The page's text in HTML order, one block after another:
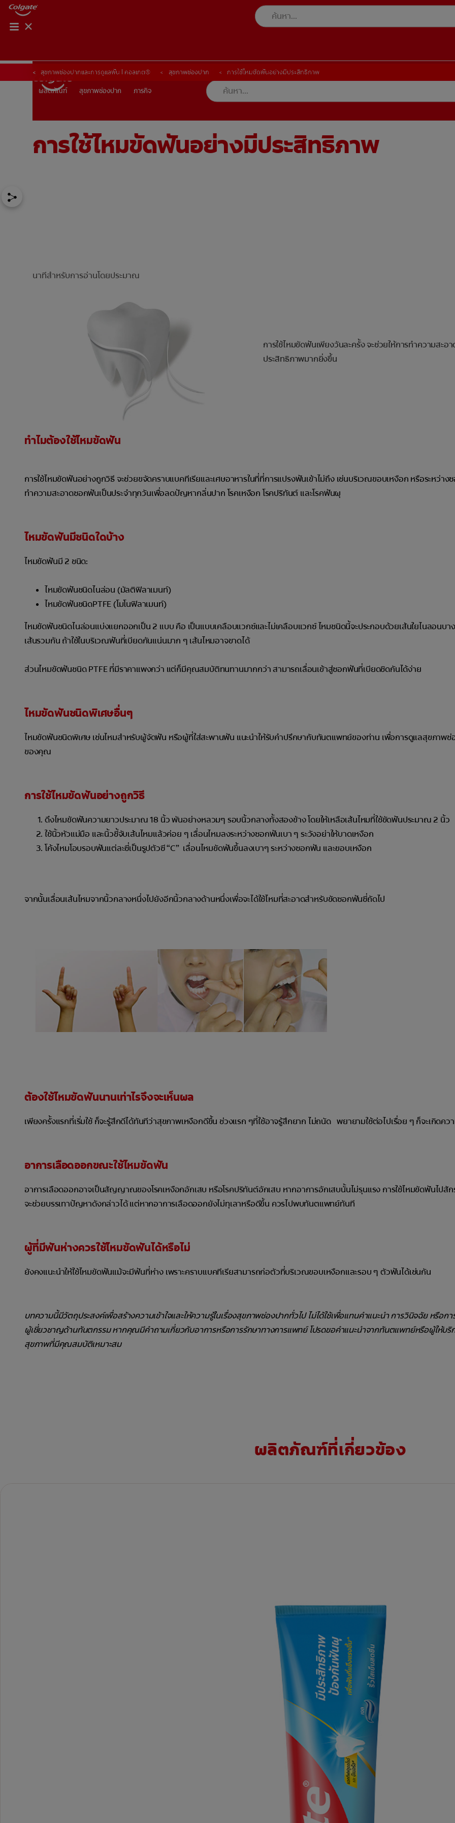
ผลิตภัณฑ์ สุขภาพช่องปาก
TH (TH) ลงทะเบียน
ผลิตภัณฑ์ สุขภาพช่องปาก ภารกิจ
การจับคู่ผลิตภัณฑ์
สุขภาพช่องปากและการดูแลฟัน | คอลเกต® สุขภาพช่องปาก การใช้ไหมขัดฟันอย่างมีประสิทธิภาพ
การใช้ไหมขัดฟันอย่างมีประสิทธิภาพ
นาทีสำหรับการอ่านโดยประมาณ
การใช้ไหมขัดฟันเพียงวันละครั้ง จะช่วยให้การทำความสะอ
ประสิทธิภาพมากยิ่งขึ้น
ทำไมต้องใช้ไหมขัดฟัน
การใช้ไหมขัดฟันอย่างถูกวิธี จะช่วยขจัดคราบแบคทีเรียและเศษอาหารในที่ที่การแปรงฟันเข้าไม่ถึง เช่นบริเวณขอบเหงือก หรือระหว่าง
ทำความสะอาดซอกฟันเป็นประจำทุกวันเพื่อลดปัญหากลิ่นปาก โรคเหงือก โรคปริทันต์ และโรคฟันผุ
ไหมขัดฟันมีชนิดใดบ้าง
ไหมขัดฟันมี 2 ชนิด:
ไหมขัดฟันชนิดไนล่อน (มัลติฟิลาเมนท์)
ไหมขัดฟันชนิดPTFE (โมโนฟิลาเมนท์)
ไหมขัดฟันชนิดไนล่อนแบ่งแยกออกเป็น 2 แบบ คือ เป็นแบบเคลือบแวกซ์และไม่เคลือบแวกซ์ ไหมชนิดนี้จะประกอบด้วยเส้นใยไนลอนบา
เส้นรวมกัน ถ้าใช้ในบริเวณฟันที่เบียดกันแน่นมาก ๆ เส้นไหมอาจขาดได้
ส่วนไหมขัดฟันชนิด PTFE ที่มีราคาแพงกว่า แต่ก็มีคุณสมบัติทนทานมากกว่า สามารถเลื่อนเข้าสู่ซอกฟันที่เบียดชิดกันได้ง่าย
ไหมขัดฟันชนิดพิเศษอื่นๆ
ไหมขัดฟันชนิดพิเศษ เช่นไหมสำหรับผู้จัดฟัน หรือผู้ที่ใส่สะพานฟัน แนะนำให้รับคำปรึกษากับทันตแพทย์ของท่าน เพื่อการดูแลสุขภาพช่
ของคุณ
การใช้ไหมขัดฟันอย่างถูกวิธี
ดึงไหมขัดฟันความยาวประมาณ 18 นิ้ว พันอย่างหลวมๆ รอบนิ้วกลางทั้งสองข้าง โดยให้เหลือเส้นไหมที่ใช้ขัดฟันประมาณ 2 นิ้ว
ใช้นิ้วหัวแม่มือ และนิ้วชี้จับเส้นไหมแล้วค่อย ๆ เลื่อนไหมลงระหว่างซอกฟันเบา ๆ ระวังอย่าให้บาดเหงือก
โค้งไหมโอบรอบฟันแต่ละซี่เป็นรูปตัวซี “C” เลื่อนไหมขัดฟันขึ้นลงเบาๆ ระหว่างซอกฟัน และขอบเหงือก
จากนั้นเลื่อนเส้นไหมจากนิ้วกลางหนึ่งไปยังอีกนิ้วกลางด้านหนึ่งเพื่อจะได้ใช้ไหมที่สะอาดสำหรับขัดซอกฟันซี่ถัดไป
ต้องใช้ไหมขัดฟันนานเท่าไรจึงจะเห็นผล
เพียงครั้งแรกที่เริ่มใช้ ก็จะรู้สึกดีได้ทันทีว่าสุขภาพเหงือกดีขึ้น ช่วงแรก ๆที่ใช้อาจรู้สึกยาก ไม่ถนัด พยายามใช้ต่อไปเรื่อย ๆ ก็จะเกิดคว
อาการเลือดออกขณะใช้ไหมขัดฟัน
อาการเลือดออกอาจเป็นสัญญาณของโรคเหงือกอักเสบ หรือโรคปริทันต์อักเสบ หากอาการอักเสบนั้นไม่รุนแรง การใช้ไหมขัดฟันไปสัก
จะช่วยบรรเทาปัญหาดังกล่าวได้ แต่หากอาการเลือดออกยังไม่ทุเลาหรือดีขึ้น ควรไปพบทันตแพทย์ทันที
ผู้ที่มีฟันห่างควรใช้ไหมขัดฟันได้หรือไม่
ยังคงแนะนำให้ใช้ไหมขัดฟันแม้จะมีฟันที่ห่าง เพราะคราบแบคทีเรียสามารถก่อตัวที่บริเวณขอบเหงือกและรอบ ๆ ตัวฟันได้เช่นกัน
บทความนี้มีวัตถุประสงค์เพื่อสร้างความเข้าใจและให้ความรู้ในเรื่องสุขภาพช่องปากทั่วไป ไม่ได้ใช้เพื่อแทนคำแนะนำ การวินิจฉัย หรือกา
ผู้เชี่ยวชาญด้านทันตกรรม หากคุณมีคำถามเกี่ยวกับอาการหรือการรักษาทางการแพทย์ โปรดขอคำแนะนำจากทันตแพทย์หรือผู้ให้บริ
สุขภาพที่มีคุณสมบัติเหมาะสม
ผลิตภัณฑ์ที่เกี่ยวข้อง